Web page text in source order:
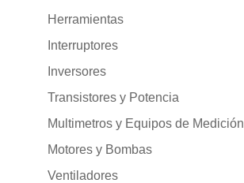
Herramientas
Interruptores
Inversores
Transistores y Potencia
Multimetros y Equipos de Medición
Motores y Bombas
Ventiladores